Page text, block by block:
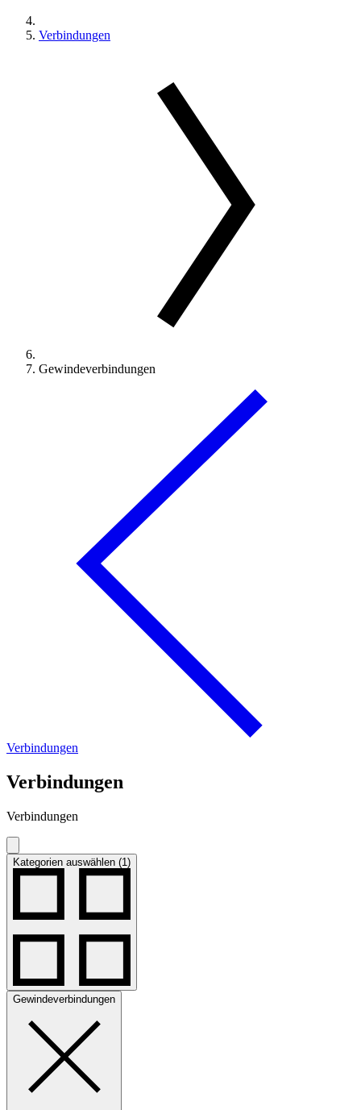
Verbindungen
Gewindeverbindungen
Verbindungen
Verbindungen
Verbindungen
Kategorien auswählen (1)
Gewindeverbindungen